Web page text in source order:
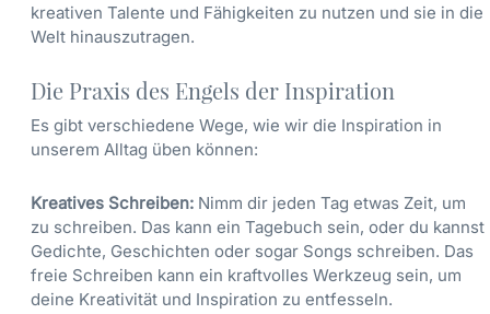
kreativen Talente und Fähigkeiten zu nutzen und sie in die
Welt hinauszutragen.
Die Praxis des Engels der Inspiration
Es gibt verschiedene Wege, wie wir die Inspiration in
unserem Alltag üben können:
Kreatives Schreiben: Nimm dir jeden Tag etwas Zeit, um
zu schreiben. Das kann ein Tagebuch sein, oder du kannst
Gedichte, Geschichten oder sogar Songs schreiben. Das
freie Schreiben kann ein kraftvolles Werkzeug sein, um
deine Kreativität und Inspiration zu entfesseln.